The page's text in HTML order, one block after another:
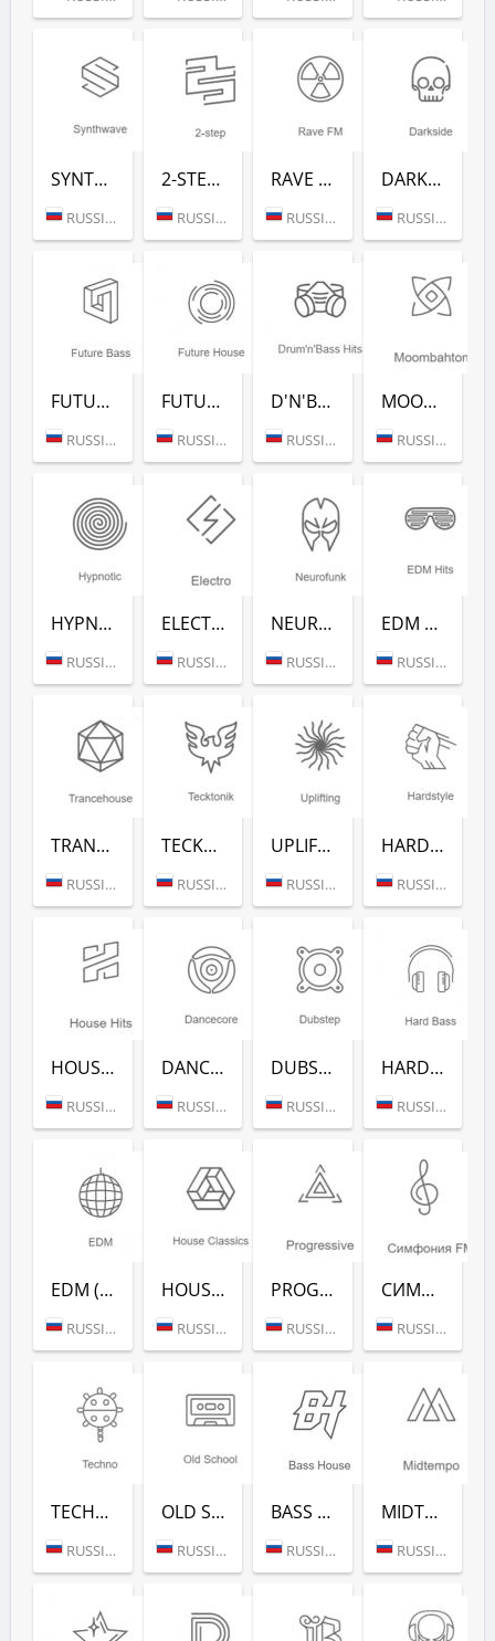
SYNTHWAVE (РАДИО РЕКОРД)
RUSSIA (MOSCOW)
2-STEP (РАДИО РЕКОРД)
RUSSIA (MOSCOW)
RAVE FM (РАДИО РЕКОРД)
RUSSIA (MOSCOW)
DARKSIDE (РАДИО РЕКОРД)
RUSSIA (MOSCOW)
FUTURE BASS (РАДИО РЕКОРД)
RUSSIA (MOSCOW)
FUTURE HOUSE (РАДИО РЕКОРД)
RUSSIA (MOSCOW)
D'N'B CLASSICS (РАДИО РЕКОРД)
RUSSIA (MOSCOW)
MOOMBAHTON (РАДИО РЕКОРД)
RUSSIA (MOSCOW)
HYPNOTIC (РАДИО РЕКОРД)
RUSSIA (MOSCOW)
ELECTRO (РАДИО РЕКОРД)
RUSSIA (MOSCOW)
NEUROFUNK (РАДИО РЕКОРД)
RUSSIA (MOSCOW)
EDM CLASSICS (РАДИО РЕКОРД)
RUSSIA (MOSCOW)
TRANCEHOUSE (РАДИО РЕКОРД)
RUSSIA (MOSCOW)
TECKTONIK (РАДИО РЕКОРД)
RUSSIA (MOSCOW)
UPLIFTING (РАДИО РЕКОРД)
RUSSIA (MOSCOW)
HARDSTYLE (РАДИО РЕКОРД)
RUSSIA (MOSCOW)
HOUSE HITS (РАДИО РЕКОРД)
RUSSIA (MOSCOW)
DANCECORE (РАДИО РЕКОРД)
RUSSIA (MOSCOW)
DUBSTEP (РАДИО РЕКОРД)
RUSSIA (MOSCOW)
HARD BASS (РАДИО РЕКОРД)
RUSSIA (MOSCOW)
EDM (РАДИО РЕКОРД)
RUSSIA (MOSCOW)
HOUSE CLASSICS (РАДИО РЕКОРД)
RUSSIA (MOSCOW)
PROGRESSIVE (РАДИО РЕКОРД)
RUSSIA (MOSCOW)
СИМФОНИЯ FM (РАДИО РЕКОРД)
RUSSIA (MOSCOW)
TECHNO (РАДИО РЕКОРД)
RUSSIA (MOSCOW)
OLD SCHOOL (РАДИО РЕКОРД)
RUSSIA (MOSCOW)
BASS HOUSE (РАДИО РЕКОРД)
RUSSIA (MOSCOW)
MIDTEMPO (РАДИО РЕКОРД)
RUSSIA (MOSCOW)